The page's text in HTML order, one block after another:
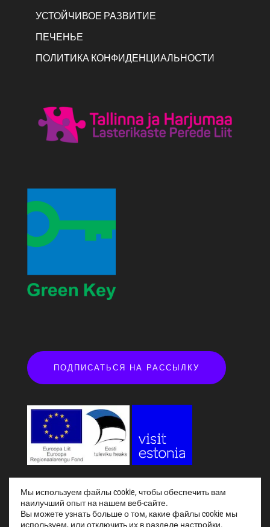
УСТОЙЧИВОЕ РАЗВИТИЕ
ПЕЧЕНЬЕ
ПОЛИТИКА КОНФИДЕНЦИАЛЬНОСТИ
ПОДПИСАТЬСЯ НА РАССЫЛКУ
Küsi abi!
Мы используем файлы cookie, чтобы обеспечить вам
наилучший опыт на нашем веб-сайте.
Вы можете узнать больше о том, какие файлы cookie мы
используем, или отключить их в разделе настройки.